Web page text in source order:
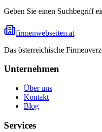
Geben Sie einen Suchbegriff
firmenwebseiten.at
Das österreichische
Unternehmen
Über uns
Kontakt
Blog
Services